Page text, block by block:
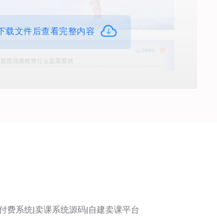
载文件后查看完整内容
费系统|卖课系统源码|自建卖课平台